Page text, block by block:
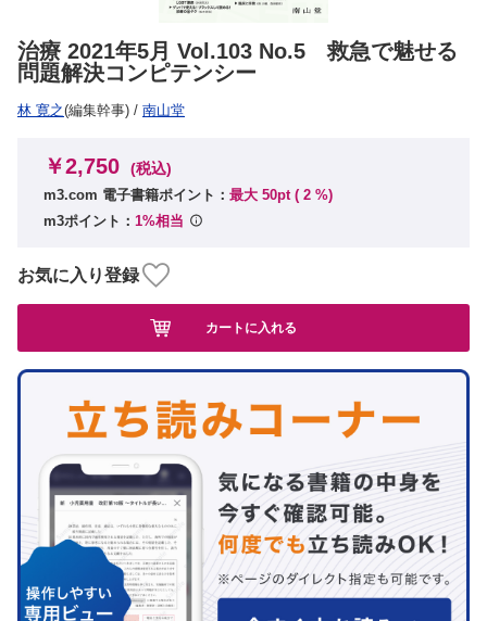
治療 2021年5月 Vol.103 No.5 救急で魅せる
問題解決コンピテンシー
林 寛之(編集幹事) / 南山堂
￥2,750 (税込)
m3.com 電子書籍ポイント： 最大 50pt ( 2 %)
m3ポイント： 1%相当
お気に入り登録
カートに入れる